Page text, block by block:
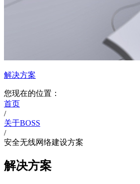
解决方案
您现在的位置：
首页
/
关于BOSS
/
安全无线网络建设方案
解决方案